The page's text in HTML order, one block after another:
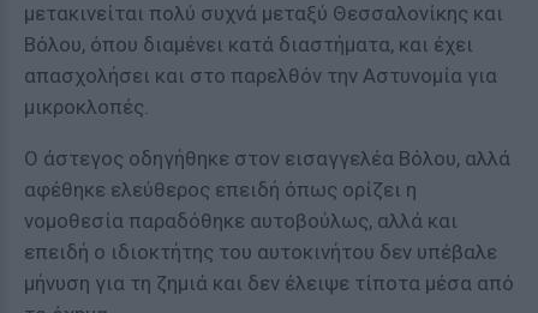
μετακινείται πολύ συχνά μεταξύ Θεσσαλονίκης και
Βόλου, όπου διαμένει κατά διαστήματα, και έχει
απασχολήσει και στο παρελθόν την Αστυνομία για
μικροκλοπές.
Ο άστεγος οδηγήθηκε στον εισαγγελέα Βόλου, αλλά
αφέθηκε ελεύθερος επειδή όπως ορίζει η
νομοθεσία παραδόθηκε αυτοβούλως, αλλά και
επειδή ο ιδιοκτήτης του αυτοκινήτου δεν υπέβαλε
μήνυση για τη ζημιά και δεν έλειψε τίποτα μέσα από